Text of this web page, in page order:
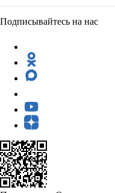
Подписывайтесь на нас